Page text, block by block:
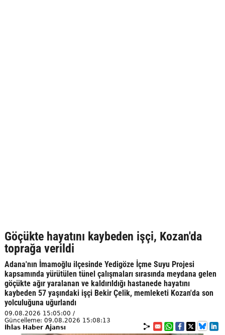
Göçükte hayatını kaybeden işçi, Kozan'da
toprağa verildi
Adana'nın İmamoğlu ilçesinde Yedigöze İçme Suyu Projesi
kapsamında yürütülen tünel çalışmaları sırasında meydana gelen
göçükte ağır yaralanan ve kaldırıldığı hastanede hayatını
kaybeden 57 yaşındaki işçi Bekir Çelik, memleketi Kozan'da son
yolculuğuna uğurlandı
09.08.2026 15:05:00 /
Güncelleme: 09.08.2026 15:08:13
İhlas Haber Ajansı